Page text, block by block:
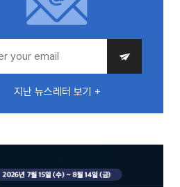
지난 뉴스레터 보기 +